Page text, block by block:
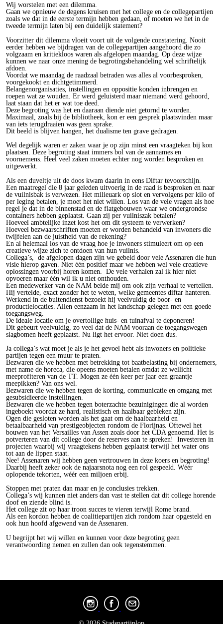
Wij worstelen met een dilemma.
Gaan we opnieuw de degens kruisen met het college en de collegepartijen
zoals we dat in de eerste termijn hebben gedaan, of moeten we het in de
tweede termijn laten bij een duidelijk statement?
Voorzitter dit dilemma vloeit voort uit de volgende constatering. Nooit
eerder hebben we bijdragen van de collegepartijen aangehoord die zo
volgzaam en kritiekloos waren als afgelopen maandag. Op deze wijze
kunnen we naar onze mening de begrotingsbehandeling wel schriftelijk
afdoen.
Voordat we maandag de raadzaal betraden was alles al voorbesproken,
voorgekookt en dichtgetimmerd.
Belangenorganisaties, instellingen en oppositie konden inbrengen en
roepen wat ze wouden. Er werd geluisterd maar niemand werd gehoord,
laat staan dat het er wat toe deed.
Deze begroting was het en daaraan diende niet getornd te worden.
Maximaal, zoals bij de bibliotheek, kon er een gesprek plaatsvinden maar
van iets terugdraaien was geen sprake.
Dit beeld is blijven hangen, het dualisme ten grave gedragen.
Wel degelijk waren er zaken waar je op zijn minst een vraagteken bij kon
plaatsen. Deze begroting staat immers bol van de aannames en
voornemens. Heel veel zaken moeten echter nog worden besproken en
uitgewerkt.
Als een duveltje uit de doos kwam daarin in eens Diftar tevoorschijn.
Een maatregel die 8 jaar geleden uitvoerig in de raad is besproken en naar
de vuilnisbak is verwezen. Het milieuark op slot en vervolgens per kilo of
per leging betalen, je moet het niet willen. Los van de vele vragen als hoe
regel je dat in de binnenstad en de flatgebouwen waar we ondergrondse
containers hebben geplaatst. Gaan zij per vuilniszak betalen?
Hoeveel ambtelijke inzet kost het om dit systeem te verwerken?
Hoeveel bezwaarschriften moeten er worden behandeld van inwoners die
twijfelen aan de juistheid van de rekening?
En al helemaal los van de vraag hoe je inwoners stimuleert om op een
creatieve wijze zich te ontdoen van hun vuilnis.
Collega’s, de afgelopen dagen zijn we gebeld door vele Assenaren die hun
visie hierop gaven. Niet één positief maar we hebben wel vele creatieve
oplossingen voorbij horen komen. De vele verhalen zal ik hier niet
opvoeren maar één wil ik u niet onthouden.
Een medewerker van de NAM belde mij om ook zijn verhaal te vertellen.
Hij vertelde, exact zonder het te weten, welke gemeentes diftar hanteren.
Werkend in de buitendienst bezoekt hij veelvuldig de boor- en
productielocaties. Allen eenzaam in het landschap gelegen met een goede
toegangsweg.
De ideale locatie om je overtollige huis- en tuinafval te deponeren!
Dit gebeurt veelvuldig, zo veel dat de NAM vooraan de toegangswegen
slagbomen heeft geplaatst. Nu ligt het ervoor. Niet doen dus.
Ja collega’s wat moet je als je het gevoel hebt als inwoners en politieke
partijen tegen een muur te praten.
Bezwaren die we hebben met betrekking tot baatbelasting bij ondernemers,
met name de horeca, die opeens moeten betalen omdat ze wellicht
meeprofiteren van de TT. Mogen ze één keer per jaar een graantje
meepikken? Van ons wel.
Bezwaren die we hebben tegen de korting, communicatie en omgang met
gesubsidieerde instellingen.
Bezwaren die we hebben tegen boterzachte bezuinigingen die al worden
ingeboekt voordat ze hard, realistisch en haalbaar gebleken zijn.
Ogen die gesloten worden als het gaat om de haalbaarheid en
betaalbaarheid van prestigeobjecten rondom de Florijnas. Oftewel het
bouwen van het Versailles van Assen zoals door het CDA genoemd. Het is
potverteren van dit college door de reserves aan te spreken! Investeren in
projecten waarbij wij vraagtekens hebben geplaatst terwijl het water ons
tot aan de lippen staat.
Nee! Assenaren wij hebben geen vertrouwen in deze koers en begroting!
Daarbij heeft zeker ook de najaarsnota nog een rol gespeeld. Wéér
oplopende tekorten, wéér een miljoen erbij.
Stoppen met praten dan maar en je conclusies trekken.
Collega’s wij kunnen niet anders dan vast te stellen dat dit college horende
doof en ziende blind is.
Het college zit op haar troon succes te vieren terwijl Rome brand.
Als een kordon hebben de coalitiepartijen zich rondom haar opgesteld en
ook hun hoofd afgewend van de Assenaren.
U begrijpt het wij willen en kunnen voor deze begroting geen
verantwoording nemen en zullen dan ook tegenstemmen.